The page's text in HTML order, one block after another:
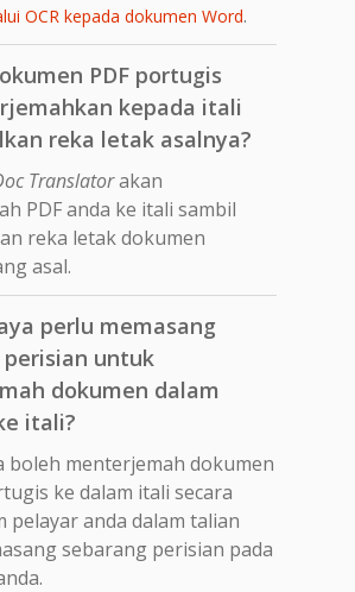
OCR kepada dokumen Word.
PDF portugis
kepada itali
reka letak asalnya?
Translatorakan
PDF anda ke itali sambil
reka letak dokumen
asal.
perlu memasang
perisian untuk
dokumen dalam
itali?
boleh menterjemah dokumen
ke dalam itali secara
pelayar anda dalam talian
sebarang perisian pada